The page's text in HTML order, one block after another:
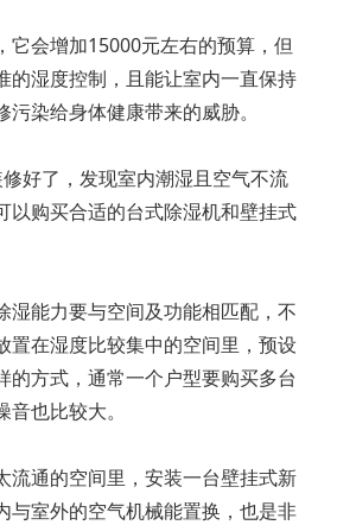
它会增加15000元左右的预算，但
的湿度控制，且能让室内一直保持
染给身体健康带来的威胁。
好了，发现室内潮湿且空气不流
以购买合适的台式除湿机和壁挂式
湿能力要与空间及功能相匹配，不
置在湿度比较集中的空间里，预设
的方式，通常一个户型要购买多台
也比较大。
流通的空间里，安装一台壁挂式新
与室外的空气机械能置换，也是非